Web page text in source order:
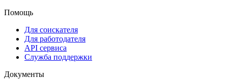
Помощь
Для соискателя
Для работодателя
API сервиса
Служба поддержки
Документы